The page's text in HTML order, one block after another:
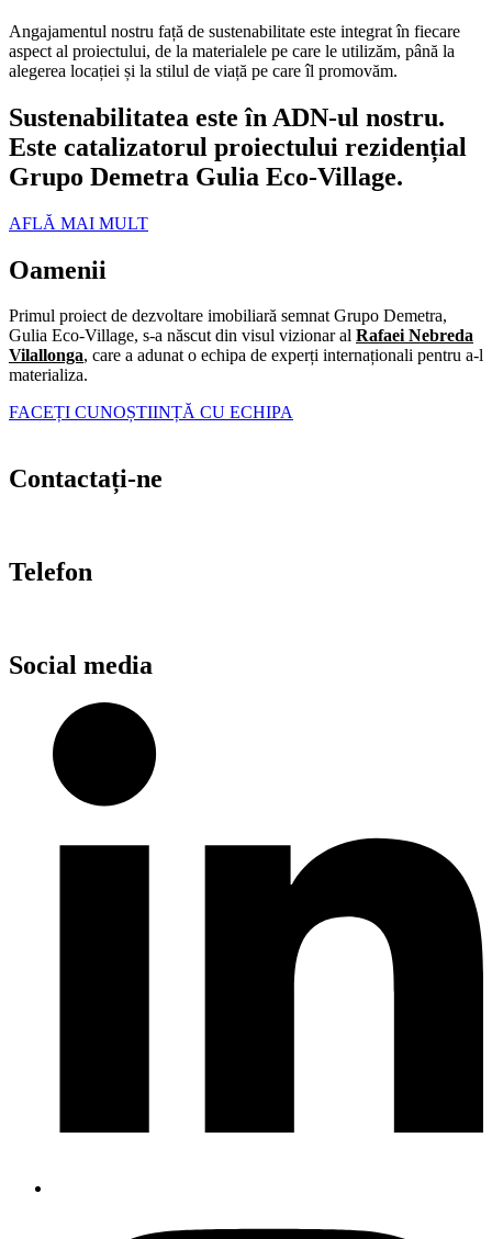
Angajamentul nostru față de sustenabilitate este integrat în fiecare
aspect al proiectului, de la materialele pe care le utilizăm, până la
alegerea locației și la stilul de viață pe care îl promovăm.
Sustenabilitatea este în ADN-ul nostru.
Este catalizatorul proiectului rezidențial
Grupo Demetra Gulia Eco-Village.
AFLĂ MAI MULT
Oamenii
Primul proiect de dezvoltare imobiliară semnat Grupo Demetra,
Gulia Eco-Village, s-a născut din visul vizionar al Rafaei Nebreda
Vilallonga, care a adunat o echipa de experți internaționali pentru a-l
materializa.
FACEȚI CUNOȘTIINȚĂ CU ECHIPA
Contactați-ne
Telefon
Social media